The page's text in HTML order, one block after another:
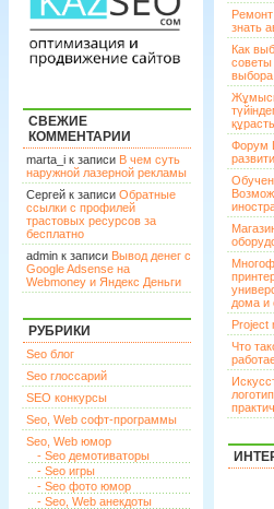
СВЕЖИЕ
КОММЕНТАРИИ
marta_i к записи В чем суть
наружной лазерной рекламы
Сергей к записи Обратные
ссылки с профилей
трастовых ресурсов за
бесплатно
admin к записи Вывод денег с
Google Adsense на
Webmoney и Яндекс Деньги
РУБРИКИ
Seo блог
Seo глоссарий
SEO конкурсы
Seo, Web софт-программы
Seo, Web юмор
- Seo демотиваторы
- Seo игры
- Seo фото юмор
- Seo, Web анекдоты
знать
Как
советы
выбора
Форум
дома и
Project
Что